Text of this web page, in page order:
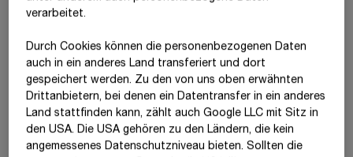
Kurzfristige Schulden -158.204
Nettovermögen 388.711 374.684
davon: nicht-beherrschenden
Gesellschaftern zustehend
verarbeitet.
Durch Cookies können die personenbezogenen Daten
auch in ein anderes Land transferiert und dort
gespeichert werden. Zu den von uns oben erwähnten
Drittanbietern, bei denen ein Datentransfer in ein anderes
Land stattfinden kann, zählt auch Google LLC mit Sitz in
den USA. Die USA gehören zu den Ländern, die kein
angemessenes Datenschutzniveau bieten. Sollten die